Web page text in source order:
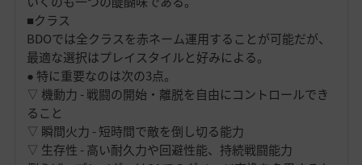
■クラス
BDOでは全クラスを赤ネーム運用することが可能だが、
最適な選択はプレイスタイルと好みによる。
● 特に重要なのは次の3点。
▽ 機動力 - 戦闘の開始・離脱を自由にコントロールでき
ること
▽ 瞬間火力 - 短時間で敵を倒し切る能力
▽ 生存性 - 高い耐久力や回避性能、持続戦闘能力